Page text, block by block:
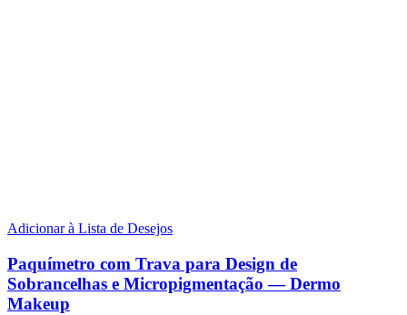
Adicionar à Lista de Desejos
Paquímetro com Trava para Design de
Sobrancelhas e Micropigmentação — Dermo
Makeup